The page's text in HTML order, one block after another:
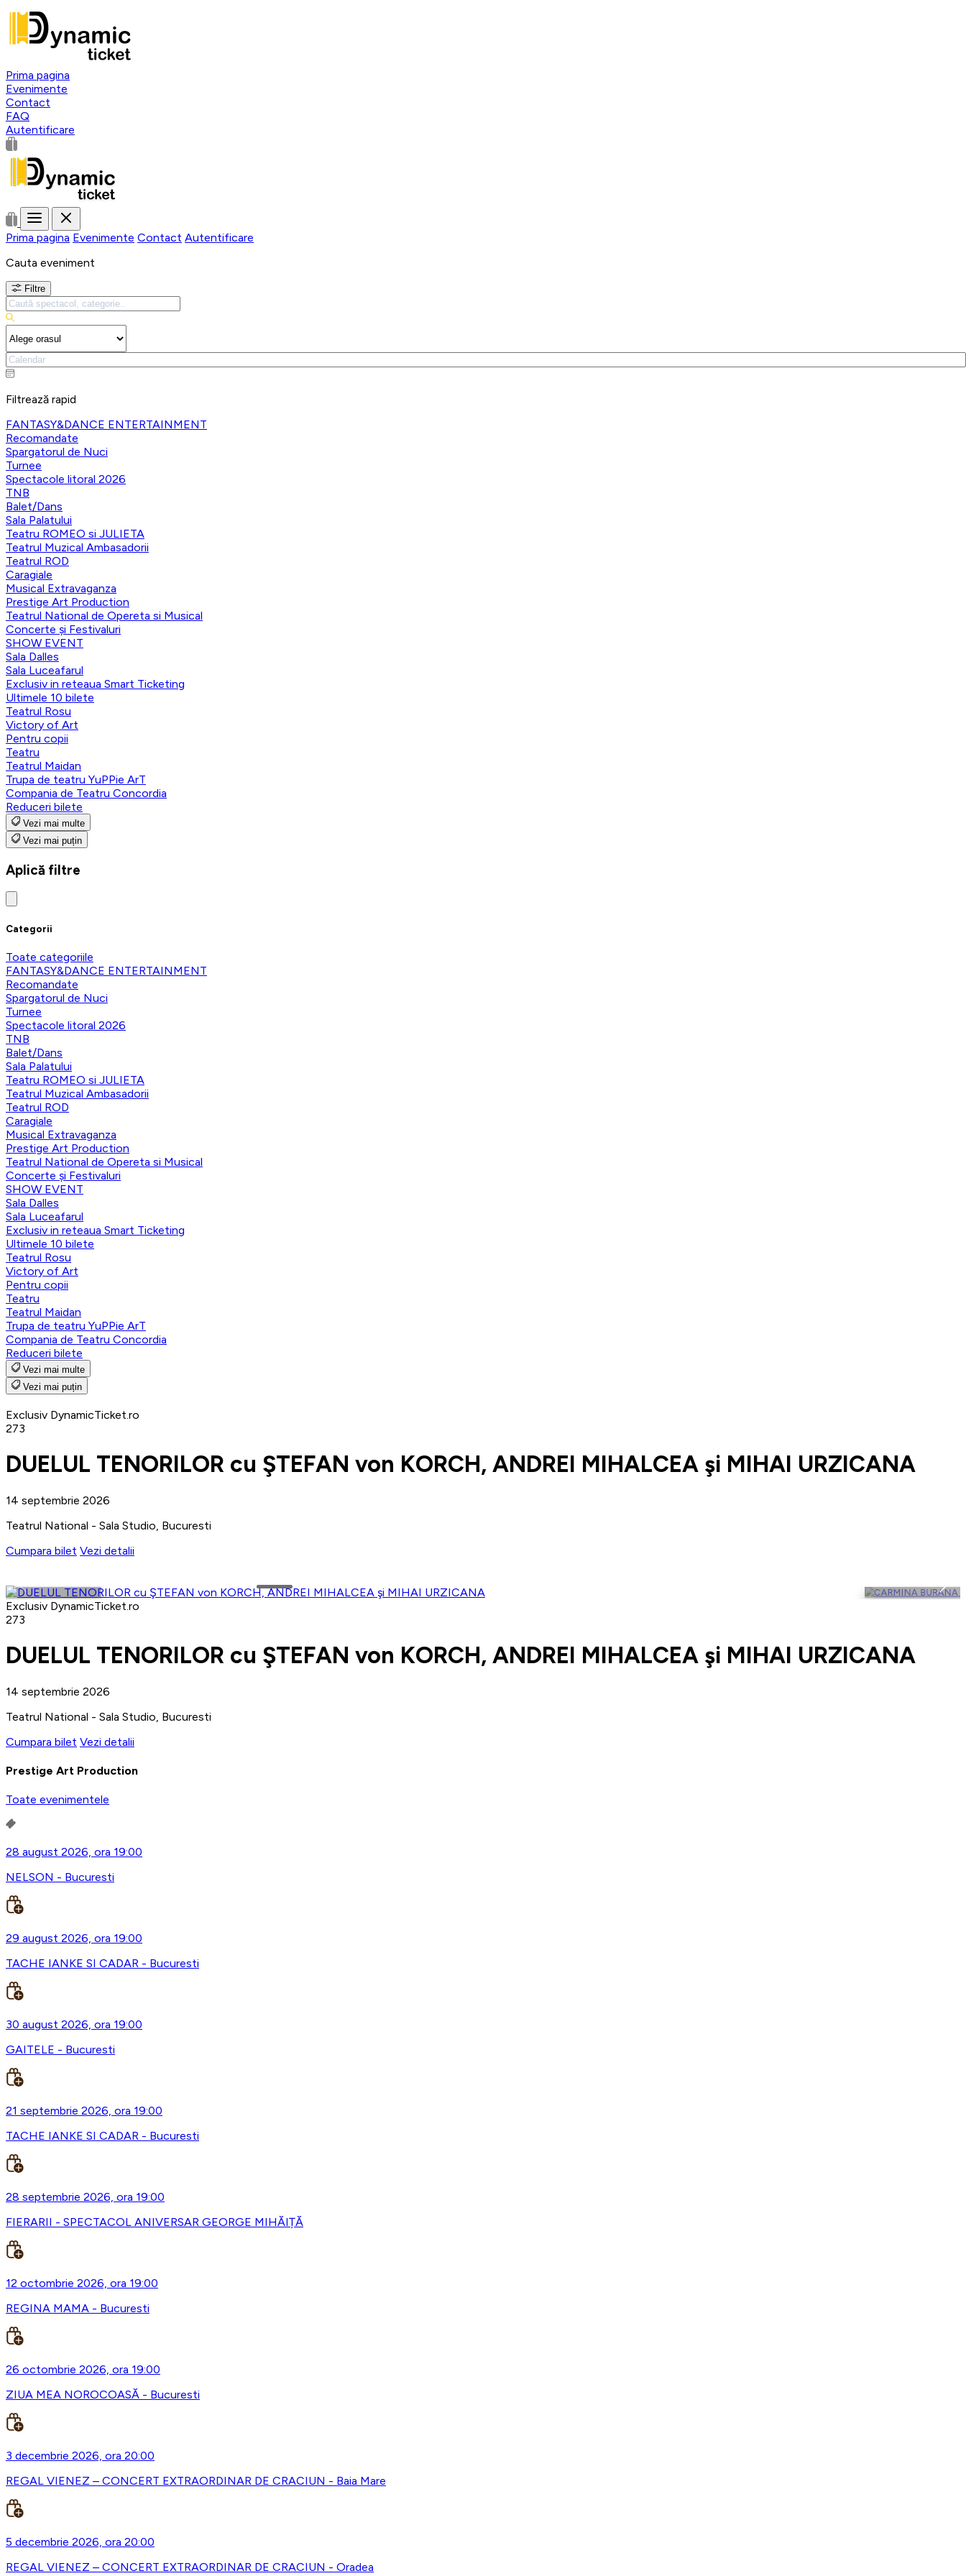
Prima pagina
Evenimente
Contact
FAQ
Autentificare
Prima pagina Evenimente Contact Autentificare
Cauta eveniment
Filtre
Filtrează rapid
FANTASY&DANCE ENTERTAINMENT
Recomandate
Spargatorul de Nuci
Turnee
Spectacole litoral 2026
TNB
Balet/Dans
Sala Palatului
Teatru ROMEO si JULIETA
Teatrul Muzical Ambasadorii
Teatrul ROD
Caragiale
Musical Extravaganza
Prestige Art Production
Teatrul National de Opereta si Musical
Concerte și Festivaluri
SHOW EVENT
Sala Dalles
Sala Luceafarul
Exclusiv in reteaua Smart Ticketing
Ultimele 10 bilete
Teatrul Rosu
Victory of Art
Pentru copii
Teatru
Teatrul Maidan
Trupa de teatru YuPPie ArT
Compania de Teatru Concordia
Reduceri bilete
Vezi mai multe
Vezi mai puțin
Aplică filtre
Categorii
Toate categoriile
FANTASY&DANCE ENTERTAINMENT
Recomandate
Spargatorul de Nuci
Turnee
Spectacole litoral 2026
TNB
Balet/Dans
Sala Palatului
Teatru ROMEO si JULIETA
Teatrul Muzical Ambasadorii
Teatrul ROD
Caragiale
Musical Extravaganza
Prestige Art Production
Teatrul National de Opereta si Musical
Concerte și Festivaluri
SHOW EVENT
Sala Dalles
Sala Luceafarul
Exclusiv in reteaua Smart Ticketing
Ultimele 10 bilete
Teatrul Rosu
Victory of Art
Pentru copii
Teatru
Teatrul Maidan
Trupa de teatru YuPPie ArT
Compania de Teatru Concordia
Reduceri bilete
Vezi mai multe
Vezi mai puțin
Exclusiv DynamicTicket.ro
273
DUELUL TENORILOR cu ŞTEFAN von KORCH, ANDREI MIHALCEA şi MIHAI URZICANA
14 septembrie 2026
Teatrul National - Sala Studio, Bucuresti
Cumpara bilet Vezi detalii
Exclusiv DynamicTicket.ro
273
DUELUL TENORILOR cu ŞTEFAN von KORCH, ANDREI MIHALCEA şi MIHAI URZICANA
14 septembrie 2026
Teatrul National - Sala Studio, Bucuresti
Cumpara bilet Vezi detalii
Prestige Art Production
Toate evenimentele
28 august 2026, ora 19:00
NELSON - Bucuresti
29 august 2026, ora 19:00
TACHE IANKE SI CADAR - Bucuresti
30 august 2026, ora 19:00
GAITELE - Bucuresti
21 septembrie 2026, ora 19:00
TACHE IANKE SI CADAR - Bucuresti
28 septembrie 2026, ora 19:00
FIERARII - SPECTACOL ANIVERSAR GEORGE MIHĂIȚĂ
12 octombrie 2026, ora 19:00
REGINA MAMA - Bucuresti
26 octombrie 2026, ora 19:00
ZIUA MEA NOROCOASĂ - Bucuresti
3 decembrie 2026, ora 20:00
REGAL VIENEZ – CONCERT EXTRAORDINAR DE CRACIUN - Baia Mare
5 decembrie 2026, ora 20:00
REGAL VIENEZ – CONCERT EXTRAORDINAR DE CRACIUN - Oradea